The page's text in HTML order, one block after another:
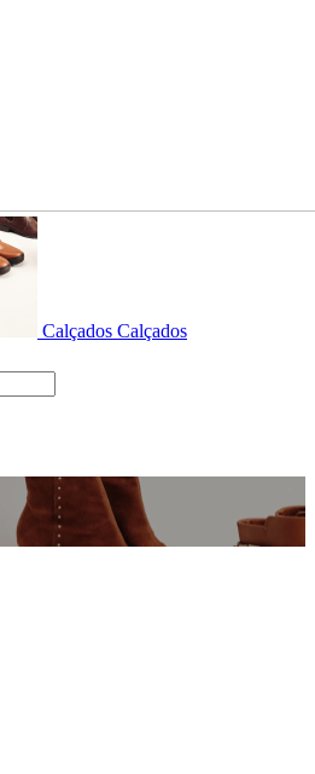
Calçados Calçados